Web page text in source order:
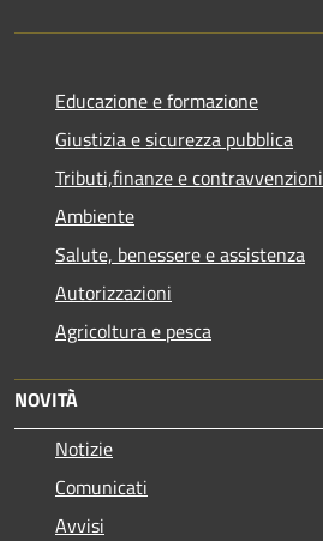
Educazione e formazione
Giustizia e sicurezza pubblica
Tributi,finanze e contravvenzioni
Ambiente
Salute, benessere e assistenza
Autorizzazioni
Agricoltura e pesca
NOVITÀ
Notizie
Comunicati
Avvisi